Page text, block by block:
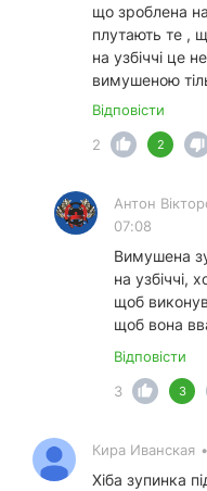
що зроблена
плутають те ,
на узбіччі це
вимушеною
Відповісти
2
2
Антон
07:08
Вимушена
на узбіччі,
щоб
щоб вона
Відповісти
3
3
Кира Иванская •
Хіба зупинка